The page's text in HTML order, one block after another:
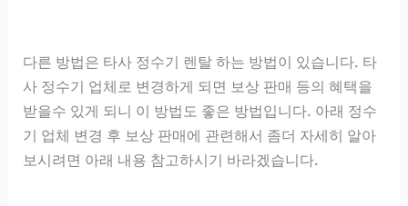
다른 방법은 타사 정수기 렌탈 하는 방법이 있습니다. 타
사 정수기 업체로 변경하게 되면 보상 판매 등의 혜택을
받을수 있게 되니 이 방법도 좋은 방법입니다. 아래 정수
기 업체 변경 후 보상 판매에 관련해서 좀더 자세히 알아
보시려면 아래 내용 참고하시기 바라겠습니다.